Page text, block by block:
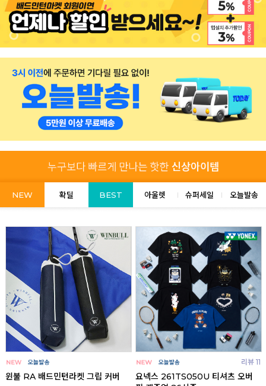
NEW 확딜 BEST 아울렛 슈퍼세일 오늘발송
윈불 RA 배드민턴라켓 그립 커버
리뷰 11
요넥스 261TS050U 티셔츠 오버